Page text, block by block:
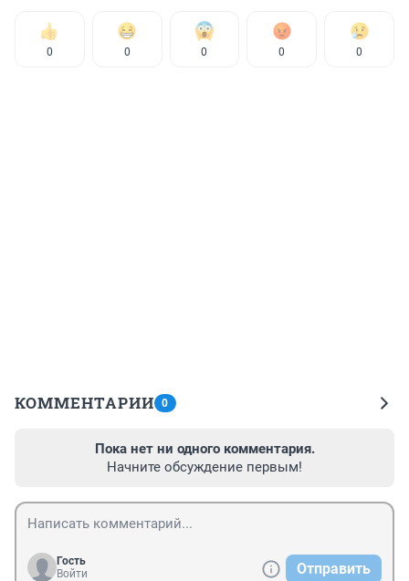
0 0 0 0 0
КОММЕНТАРИИ 0
Пока нет ни одного комментария.
Начните обсуждение первым!
Гость
Войти
Отправить